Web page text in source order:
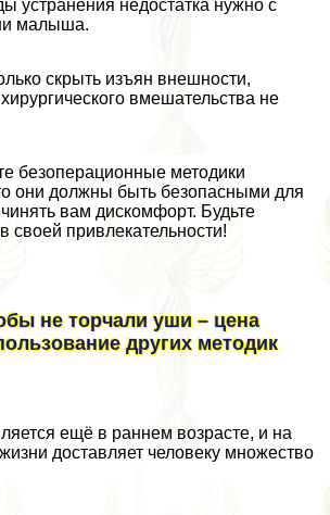
устранения недостатка нужно с
малыша.
скрыть изъян внешности,
вмешательства не
безоперационные методики
они должны быть безопасными для
вам дискомфорт. Будьте
своей привлекательности!
не торчали уши – цена
других методик
ещё в раннем возрасте, и на
доставляет человеку множество